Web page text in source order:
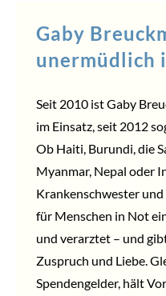
Gaby
unermüdlich
Seit 2010 ist Gaby
im Einsatz, seit 2012
Ob Haiti, Burundi, die
Myanmar, Nepal oder
Krankenschwester
für Menschen in Not
und verarztet – und
Zuspruch und Liebe.
Spendengelder, hält